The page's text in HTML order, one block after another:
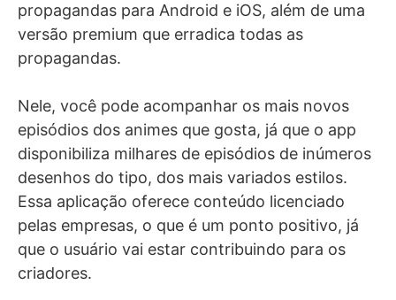
propagandas para Android e iOS, além de uma
versão premium que erradica todas as
propagandas.
Nele, você pode acompanhar os mais novos
episódios dos animes que gosta, já que o app
disponibiliza milhares de episódios de inúmeros
desenhos do tipo, dos mais variados estilos.
Essa aplicação oferece conteúdo licenciado
pelas empresas, o que é um ponto positivo, já
que o usuário vai estar contribuindo para os
criadores.